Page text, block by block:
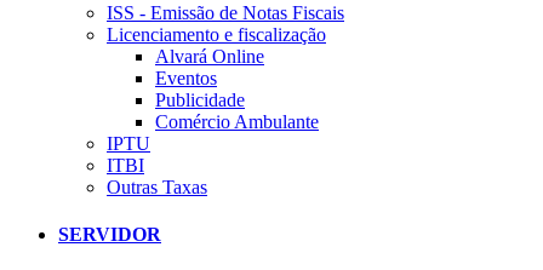
ISS - Emissão de Notas Fiscais
Licenciamento e fiscalização
Alvará Online
Eventos
Publicidade
Comércio Ambulante
IPTU
ITBI
Outras Taxas
SERVIDOR